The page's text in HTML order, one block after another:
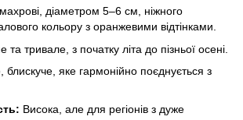
діаметром 5–6 см, ніжного
кольору з оранжевими відтінками.
та тривале, з початку літа до пізньої осені.
блискуче, яке гармонійно поєднується з
Висока, але для регіонів з дуже